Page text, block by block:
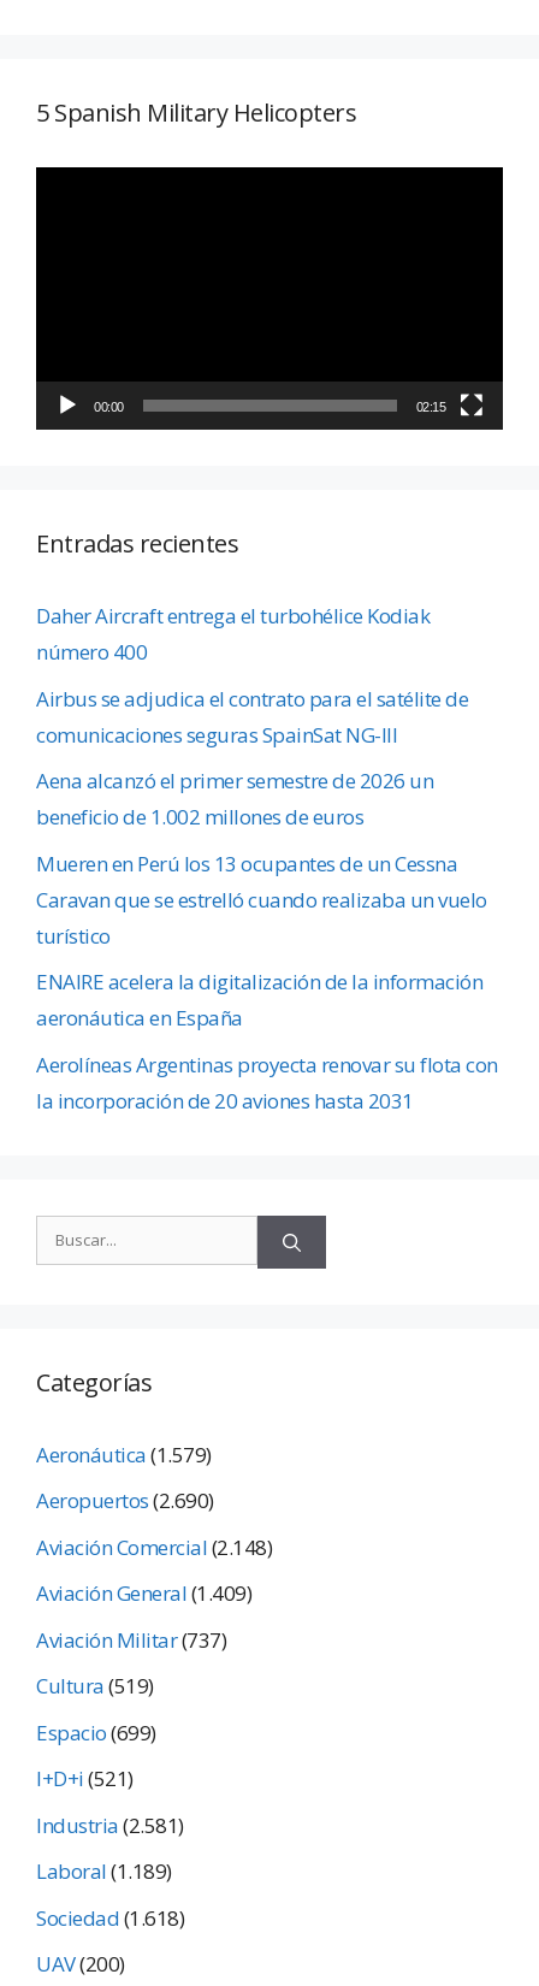
5 Spanish Military Helicopters
00:00 02:15
Entradas recientes
Daher Aircraft entrega el turbohélice Kodiak
número 400
Airbus se adjudica el contrato para el satélite de
comunicaciones seguras SpainSat NG-III
Aena alcanzó el primer semestre de 2026 un
beneficio de 1.002 millones de euros
Mueren en Perú los 13 ocupantes de un Cessna
Caravan que se estrelló cuando realizaba un vuelo
turístico
ENAIRE acelera la digitalización de la información
aeronáutica en España
Aerolíneas Argentinas proyecta renovar su flota con
la incorporación de 20 aviones hasta 2031
Categorías
Aeronáutica(1.579)
Aeropuertos(2.690)
Aviación Comercial(2.148)
Aviación General(1.409)
Aviación Militar(737)
Cultura(519)
Espacio(699)
I+D+i(521)
Industria(2.581)
Laboral(1.189)
Sociedad(1.618)
UAV(200)